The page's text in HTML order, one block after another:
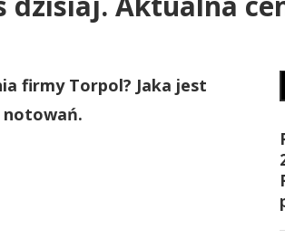
firmy Torpol? Jaka jest
notowań.